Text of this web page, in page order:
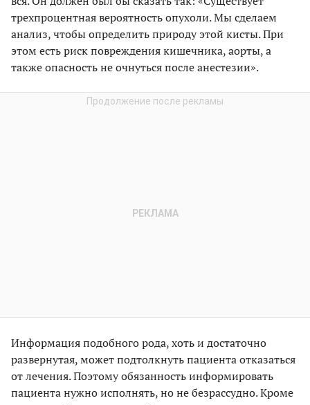
трехпроцентная вероятность опухоли. Мы сделаем
анализ, чтобы определить природу этой кисты. При
этом есть риск повреждения кишечника, аорты, а
также опасность не очнуться после анестезии».
Информация подобного рода, хоть и достаточно
развернутая, может подтолкнуть пациента отказаться
от лечения. Поэтому обязанность информировать
пациента нужно исполнять, но не безрассудно. Кроме